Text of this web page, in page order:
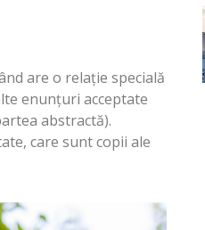
are o relaţie specială
enunţuri acceptate
abstractă).
care sunt copii ale